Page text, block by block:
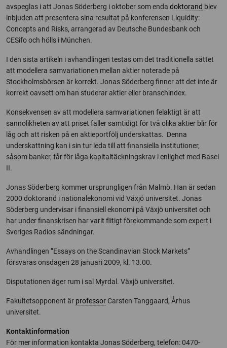
avspeglas i att Jonas Söderberg i oktober som enda doktorand blev
inbjuden att presentera sina resultat på konferensen Liquidity:
Concepts and Risks, arrangerad av Deutsche Bundesbank och
CESifo och hölls i München.
I den sista artikeln i avhandlingen testas om det traditionella sättet
att modellera samvariationen mellan aktier noterade på
Stockholmsbörsen är korrekt. Jonas Söderberg finner att det inte är
korrekt oavsett om han studerar aktier eller branschindex.
Konsekvensen av att modellera samvariationen felaktigt är att
sannolikheten av att priset faller samtidigt för två olika aktier blir för
låg och att risken på en aktieportfölj underskattas. Denna
underskattning kan i sin tur leda till att finansiella institutioner,
såsom banker, får för låga kapitaltäckningskrav i enlighet med Basel
II.
Jonas Söderberg kommer ursprungligen från Malmö. Han är sedan
2000 doktorand i nationalekonomi vid Växjö universitet. Jonas
Söderberg undervisar i finansiell ekonomi på Växjö universitet och
har under finanskrisen har varit flitigt förekommande som expert i
Sveriges Radios sändningar.
Avhandlingen ”Essays on the Scandinavian Stock Markets”
försvaras onsdagen 28 januari 2009, kl. 13.00.
Disputationen äger rum i sal Myrdal. Växjö universitet.
Fakultetsopponent är professor Carsten Tanggaard, Århus
universitet.
Kontaktinformation
För mer information kontakta Jonas Söderberg, telefon: 0470-